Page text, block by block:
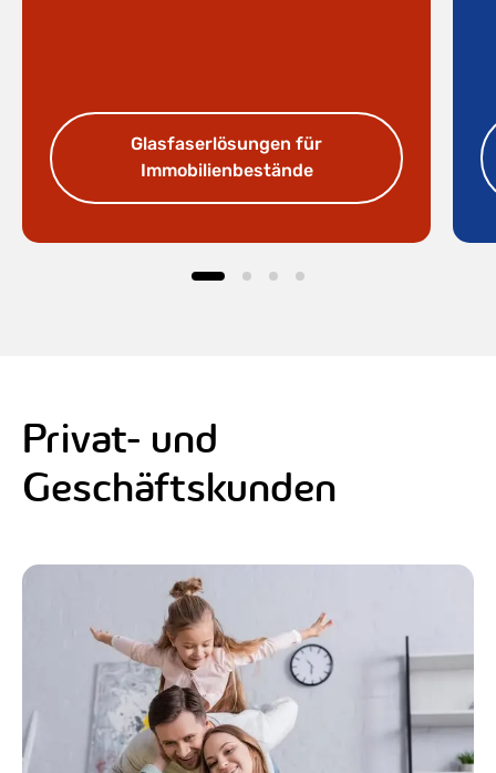
Glasfaserlösungen für
Immobilienbestände
Privat- und
Geschäftskunden